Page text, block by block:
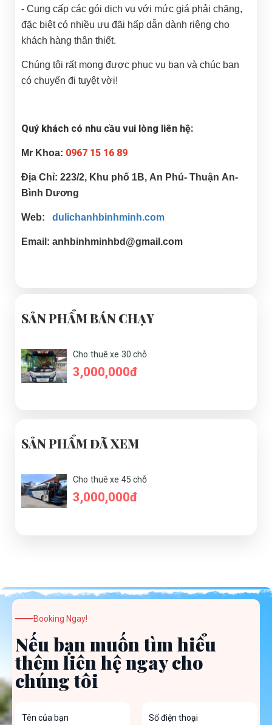
- Cung cấp các gói dịch vụ với mức giá phải chăng,
đặc biệt có nhiều ưu đãi hấp dẫn dành riêng cho
khách hàng thân thiết.
Chúng tôi rất mong được phục vụ bạn và chúc bạn
có chuyến đi tuyệt vời!
Quý khách có nhu cầu vui lòng liên hệ:
Mr Khoa: 0967 15 16 89
Địa Chỉ: 223/2, Khu phố 1B, An Phú- Thuận An-
Bình Dương
Web: dulichanhbinhminh.com
Email: anhbinhminhbd@gmail.com
SẢN PHẨM BÁN CHẠY
Cho thuê xe 30 chỗ
3,000,000đ
SẢN PHẨM ĐÃ XEM
Cho thuê xe 45 chỗ
3,000,000đ
Booking Ngay!
Nếu bạn muốn tìm hiểu
thêm liên hệ ngay cho
chúng tôi